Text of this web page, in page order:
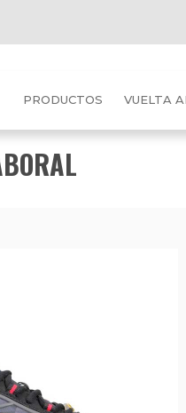
PRODUCTOS VUELTA